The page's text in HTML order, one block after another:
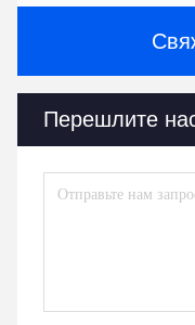
Перешлите